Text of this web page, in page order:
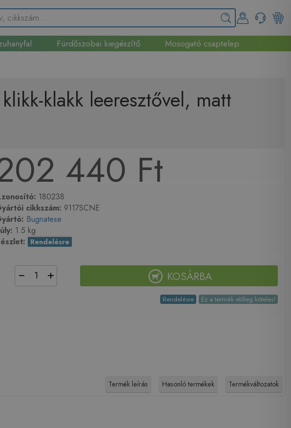
Fürdőszobai kiegészítő
Mosogató csaptelep
klakk leeresztővel, matt
440 Ft
180238
cikkszám: 9117SCNE
Bugnatese
1.5 kg
Rendelésre
KOSÁRBA
− +
Rendelésre Ez a termék előleg köteles!
Termék leírás Hasonló termékek Termékváltozatok